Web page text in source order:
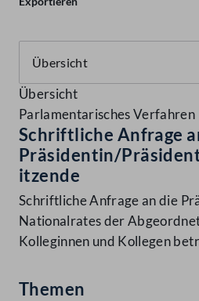
Übersicht
Parlamentarisches Verfahren
Schriftliche Anfrage
Präsidentin/
itzende
Schriftliche Anfrage an die
Nationalrates der
Kolleginnen und Kollegen
Themen